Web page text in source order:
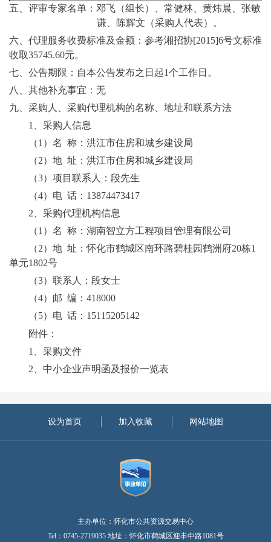
五、评审专家名单： 邓飞 （组长）、 常健林 黄炜晨
张敏
谦、 陈辉文 （采购人代表）。
六、代理服务收费标准及金额： 参考湘招协[2015]6号文标准
收取35745.60元。
七、公告期限： 自本公告发布之日起1个工作日。
八、其他补充事宜： 无
九、采购人、采购代理机构的名称、地址和联系方法
1、采购人信息
（1）名 称：洪江市住房和城乡建设局
（2）地 址：洪江市住房和城乡建设局
（3）项目联系人：段先生
（4）电 话：13874473417
2、采购代理机构信息
（1）名 称：湖南智立方工程项目管理有限公司
（2）地 址：怀化市鹤城区南环路碧桂园鹤洲府20栋1
单元1802号
（3）联系人：段女士
（4）邮 编：418000
（5）电 话：15115205142
附件：
1、采购文件
2、中小企业声明函及报价一览表
设为首页 加入收藏 网站地图
主办单位：怀化市公共资源交易中心
Tel：0745-2719035 地址：怀化市鹤城区迎丰中路1081号